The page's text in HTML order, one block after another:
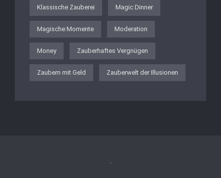
Klassische Zauberei Magic Dinner
Magische Momente Moderation
Money Zauberhaftes Vergnügen
Zaubern mit Geld Zauberwelt der Illusionen